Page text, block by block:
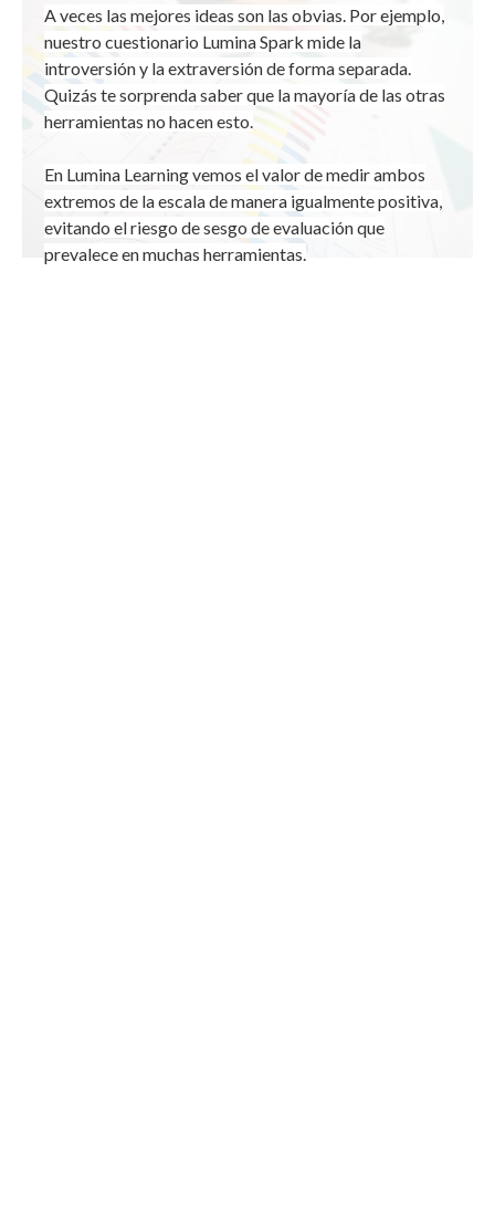
A veces las mejores ideas son las obvias. Por ejemplo,
nuestro cuestionario Lumina Spark mide la
introversión y la extraversión de forma separada.
Quizás te sorprenda saber que la mayoría de las otras
herramientas no hacen esto.
En Lumina Learning vemos el valor de medir ambos
extremos de la escala de manera igualmente positiva,
evitando el riesgo de sesgo de evaluación que
prevalece en muchas herramientas.